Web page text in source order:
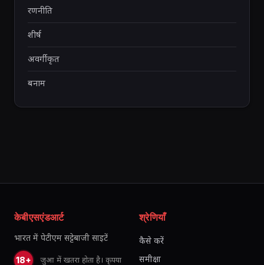
रणनीति
शीर्ष
अवर्गीकृत
बनाम
केबीएसएंडआर्ट
भारत में पेटीएम सट्टेबाजी साइटें
18+
जुआ में खतरा होता है। कृपया
श्रेणियाँ
कैसे करें
समीक्षा